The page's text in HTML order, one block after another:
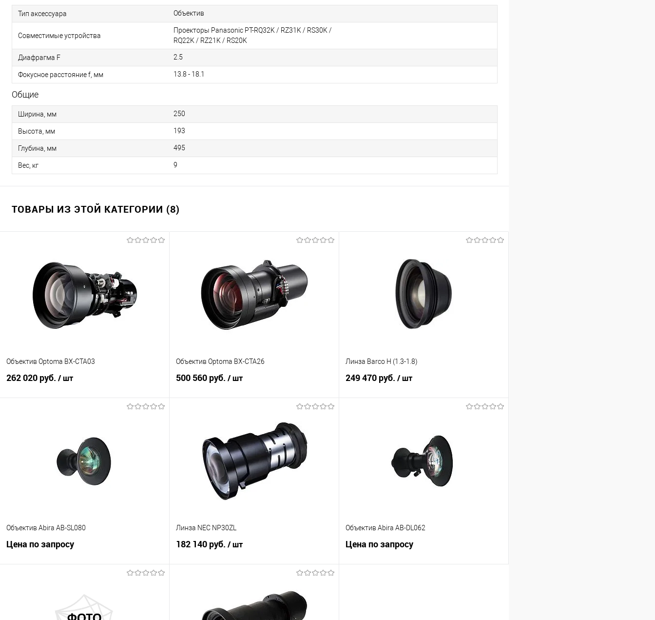
Тип аксессуара Объектив
Совместимые устройства
Проекторы Panasonic PT-RQ32K / RZ31K / RS30K /
RQ22K / RZ21K / RS20K
Диафрагма F 2.5
Фокусное расстояние f, мм 13.8 - 18.1
Общие
Ширина, мм 250
Высота, мм 193
Глубина, мм 495
Вес, кг 9
ТОВАРЫ ИЗ ЭТОЙ КАТЕГОРИИ (8)
Объектив Optoma BX-CTA03
262 020 руб. / шт
Сравнение
Под заказ
Объектив Optoma BX-CTA26
500 560 руб. / шт
Купить в 1 клик
Сравнение
В избранное
Под заказ
Линза Barco H (1.3-1.8)
249 470 руб. / шт
Сравнение
Под заказ
Объектив Abira AB-SL080
Цена по запросу
Купить в 1 клик
Сравнение
Линза NEC NP30ZL
182 140 руб. / шт
Купить в 1 клик
Объектив Abira AB-DL062
Цена по запросу